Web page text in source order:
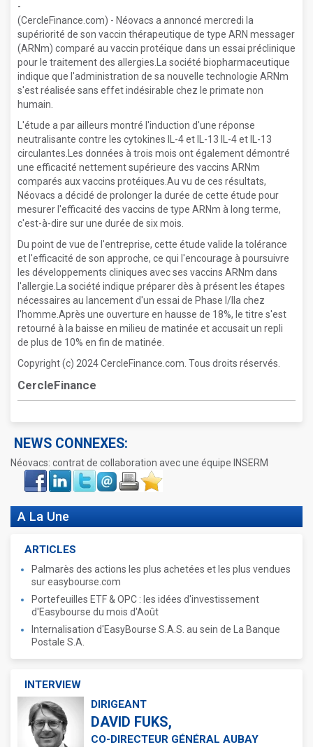
-
(CercleFinance.com) - Néovacs a annoncé mercredi la
supériorité de son vaccin thérapeutique de type ARN messager
(ARNm) comparé au vaccin protéique dans un essai préclinique
pour le traitement des allergies.La société biopharmaceutique
indique que l'administration de sa nouvelle technologie ARNm
s'est réalisée sans effet indésirable chez le primate non
humain.
L'étude a par ailleurs montré l'induction d'une réponse
neutralisante contre les cytokines IL-4 et IL-13 IL-4 et IL-13
circulantes.Les données à trois mois ont également démontré
une efficacité nettement supérieure des vaccins ARNm
comparés aux vaccins protéiques.Au vu de ces résultats,
Néovacs a décidé de prolonger la durée de cette étude pour
mesurer l'efficacité des vaccins de type ARNm à long terme,
c'est-à-dire sur une durée de six mois.
Du point de vue de l'entreprise, cette étude valide la tolérance
et l'efficacité de son approche, ce qui l'encourage à poursuivre
les développements cliniques avec ses vaccins ARNm dans
l'allergie.La société indique préparer dès à présent les étapes
nécessaires au lancement d'un essai de Phase I/IIa chez
l'homme.Après une ouverture en hausse de 18%, le titre s'est
retourné à la baisse en milieu de matinée et accusait un repli
de plus de 10% en fin de matinée.
Copyright (c) 2024 CercleFinance.com. Tous droits réservés.
CercleFinance
NEWS CONNEXES:
Néovacs: contrat de collaboration avec une équipe INSERM
Face
book
LinkIn Twitter Envoyer ImprimerFavoris
A La Une
ARTICLES
Palmarès des actions les plus achetées et les plus vendues
sur easybourse.com
Portefeuilles ETF & OPC : les idées d'investissement
d'Easybourse du mois d'Août
Internalisation d'EasyBourse S.A.S. au sein de La Banque
Postale S.A.
INTERVIEW
DIRIGEANT
DAVID FUKS,
CO-DIRECTEUR GÉNÉRAL AUBAY